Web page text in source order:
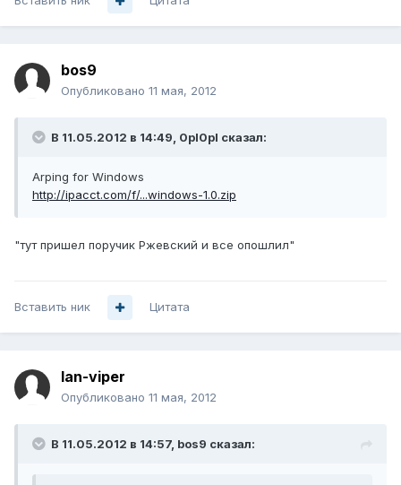
bos9
Опубликовано 11 мая, 2012
В 11.05.2012 в 14:49, 0pl0pl сказал:
Arping for Windows
http://ipacct.com/f/...windows-1.0.zip
"тут пришел поручик Ржевский и все опошлил"
Вставить ник Цитата
lan-viper
Опубликовано 11 мая, 2012
В 11.05.2012 в 14:57, bos9 сказал: